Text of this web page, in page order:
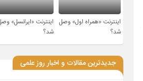
اینترنت «همراه اول» وصل
شد؟
اینترنت «ایرانسل»
شد؟
جدیدترین مقالات و اخبار روز علمی